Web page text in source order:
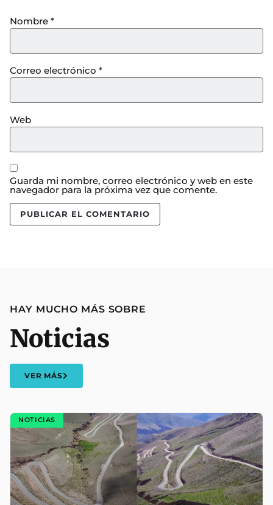
Nombre *
Correo electrónico *
Web
Guarda mi nombre, correo electrónico y web en este
navegador para la próxima vez que comente.
HAY MUCHO MÁS SOBRE
Noticias
VER MÁS
NOTICIAS